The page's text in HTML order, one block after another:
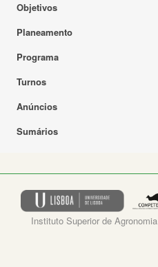
Objetivos
Planeamento
Programa
Turnos
Anúncios
Sumários
Instituto Superior de Agronomia